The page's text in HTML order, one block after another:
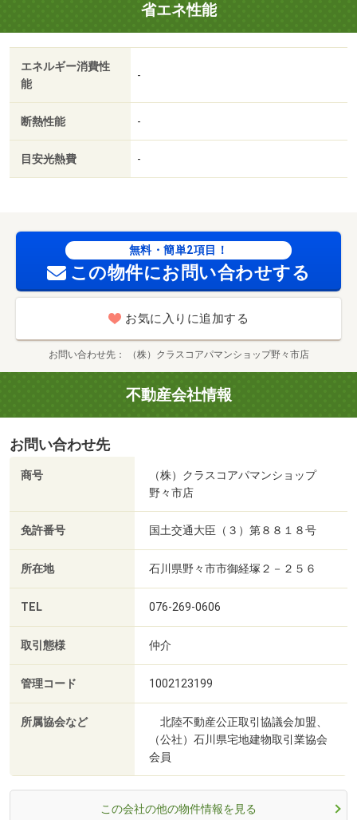
／全居室洋室／ウォークインクロゼット／保証人不要／オ
ール電化／ＬＤＫ１５畳以上／ネット使用料不要／浴室１
坪以上／駅徒歩１０分以内／セキュリティ会社加入済／Ｌ
ＤＫ１２畳以上／全居室６畳以上／礼金１ヶ月／保証会社
利用可／スギ薬局（その他）まで１０９３ｍ／東金沢駅
他）まで２３５４ｍ／石川県歯科医師会立歯科医療専門学
校（その他）まで３４６２ｍ／（株）マルエー／春日店
（スーパー）まで３１６１ｍ／（株）平和堂／アル・プラ
省エネ性能
エネルギー消費性
能
-
断熱性能 -
目安光熱費 -
無料・簡単2項目！
この物件にお問い合わせする
お気に入りに追加する
お問い合わせ先 （株）クラスコアパマンショップ野々市店
不動産会社情報
お問い合わせ先
商号
（株）クラスコアパマンショップ
野々市店
免許番号 国土交通大臣（３）第８８１８号
所在地 石川県野々市市御経塚２－２５６
TEL 076-269-0606
取引態様 仲介
管理コード 1002123199
所属協会など
北陸不動産公正取引協議会加盟、
（公社）石川県宅地建物取引業協会
会員
この会社の他の物件情報を見る